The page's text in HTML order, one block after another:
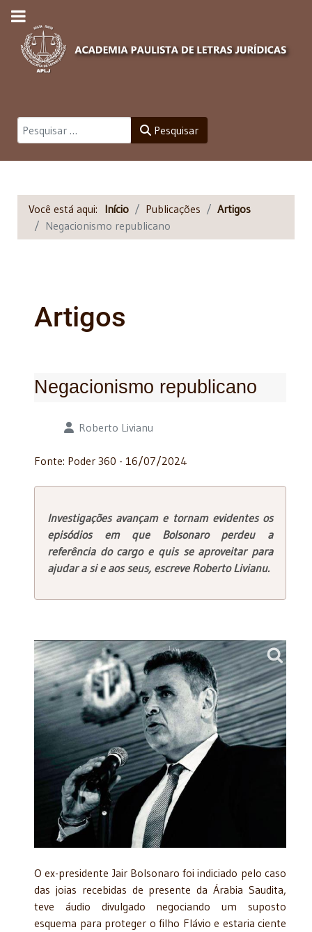
Pesquisar Pesquisar
Você está aqui: Início Publicações
Artigos
Negacionismo republicano
Artigos
Negacionismo republicano
Detalhes Roberto Livianu
Fonte: Poder 360 - 16/07/2024
Investigações avançam e tornam evidentes os
episódios em que Bolsonaro perdeu a
referência do cargo e quis se aproveitar para
ajudar a si e aos seus, escreve Roberto Livianu.
O ex-presidente Jair Bolsonaro foi indiciado pelo caso
das joias recebidas de presente da Árabia Saudita,
teve áudio divulgado negociando um suposto
esquema para proteger o filho Flávio e estaria ciente